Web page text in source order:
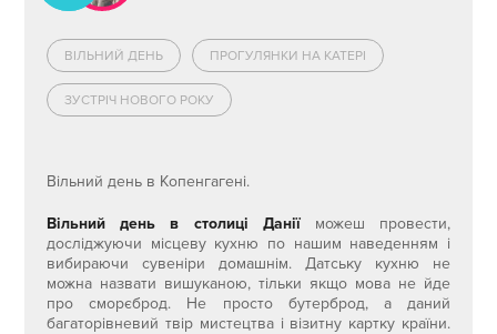
ВІЛЬНИЙ ДЕНЬ ПРОГУЛЯНКИ НА КАТЕРІ
ЗУСТРІЧ НОВОГО РОКУ
Вільний день в Копенгагені.
Вільний день в столиці Даніїможеш провести,
досліджуючи місцеву кухню по нашим наведенням і
вибираючи сувеніри домашнім. Датську кухню не
можна назвати вишуканою, тільки якщо мова не йде
про сморєброд. Не просто бутерброд, а даний
багаторівневий твір мистецтва і візитну картку країни.